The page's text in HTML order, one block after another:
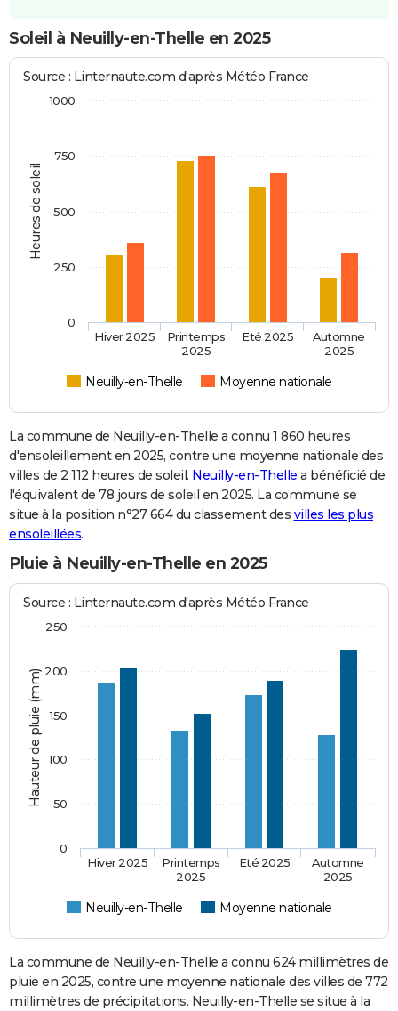
Soleil à Neuilly-en-Thelle en 2025
Heures de soleil
Source : Linternaute.com d'après Météo France
Neuilly-en-Thelle Moyenne nationale
Hiver 2025
Printemps
2025
Eté 2025
Automne
2025
0
250
500
750
1000
La commune de Neuilly-en-Thelle a connu 1 860 heures
d'ensoleillement en 2025, contre une moyenne nationale des
villes de 2 112 heures de soleil. Neuilly-en-Thelle a bénéficié de
l'équivalent de 78 jours de soleil en 2025. La commune se
situe à la position n°27 664 du classement des villes les plus
ensoleillées.
Pluie à Neuilly-en-Thelle en 2025
Hauteur de pluie (mm)
Source : Linternaute.com d'après Météo France
Neuilly-en-Thelle Moyenne nationale
Hiver 2025
Printemps
2025
Eté 2025
Automne
2025
0
50
100
150
200
250
La commune de Neuilly-en-Thelle a connu 624 millimètres de
pluie en 2025, contre une moyenne nationale des villes de 772
millimètres de précipitations. Neuilly-en-Thelle se situe à la